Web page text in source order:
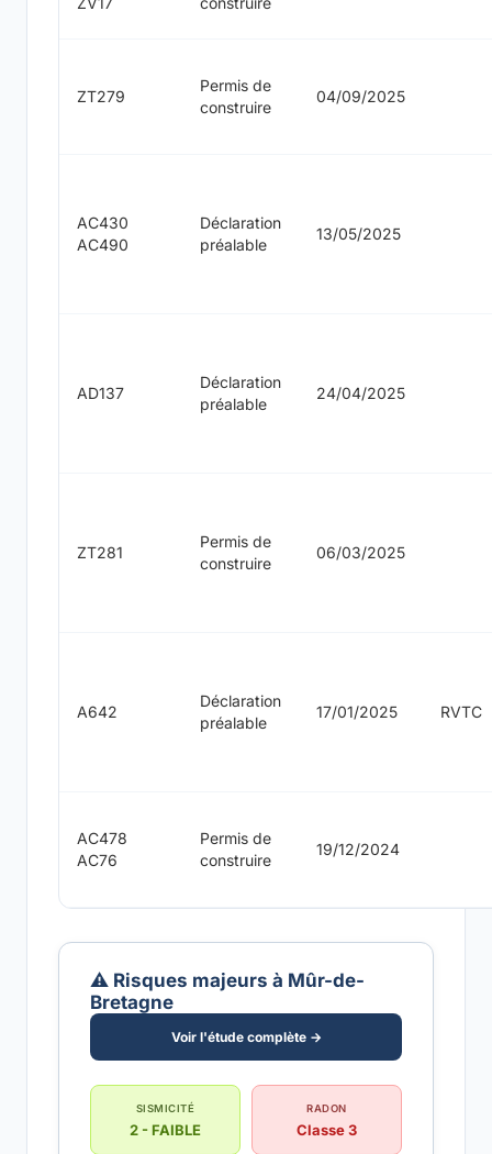
ZT279
Permis de
construire
04/09/2025
AC430
AC490
Déclaration
préalable
13/05/2025
AD137
Déclaration
préalable
24/04/2025
ZT281
Permis de
construire
06/03/2025
A642
Déclaration
préalable
17/01/2025 RVTC
AC478
AC76
Permis de
construire
19/12/2024
⚠️ Risques majeurs à Mûr-de-
Bretagne
Voir l'étude complète →
SISMICITÉ
2 - FAIBLE
RADON
Classe 3